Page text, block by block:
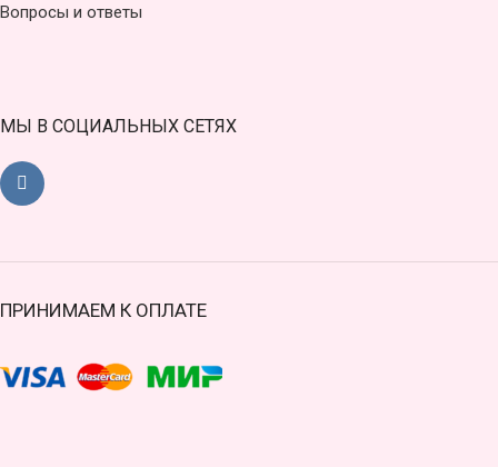
Вопросы и ответы
МЫ В СОЦИАЛЬНЫХ СЕТЯХ
ПРИНИМАЕМ К ОПЛАТЕ